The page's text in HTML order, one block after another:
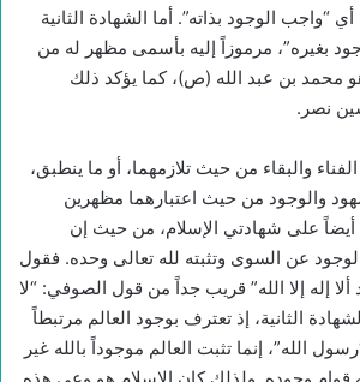
“واجب الوجود بذاته”. أما الشهادة الثانية
بغيره”، مرموزاً إليه بأسمى مظهر له من
محمد بن عبد الله (ص)، كما يؤكد ذلك
نصر.
والبقاء من حيث تلازمهما، أو ما ينطبق،
والوجود من حيث اعتبارهما مظهرين
أيضاً على شهادتي الإسلام، من حيث إن
عن السوى وتثبته لله تعالى وحده. فقول
إله إلا الله” قريب جداً من قول الصوفي: “لا
الثانية، إذ تعترف بوجود العالم مرتبطاً
الله”، إنما تثبت العالم موجوداً بالله غير